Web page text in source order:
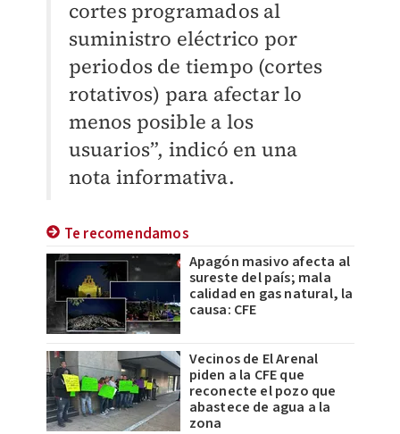
cortes programados al
suministro eléctrico por
periodos de tiempo (cortes
rotativos) para afectar lo
menos posible a los
usuarios”, indicó en una
nota informativa.
Te recomendamos
Apagón masivo afecta al
sureste del país; mala
calidad en gas natural, la
causa: CFE
Vecinos de El Arenal
piden a la CFE que
reconecte el pozo que
abastece de agua a la
zona